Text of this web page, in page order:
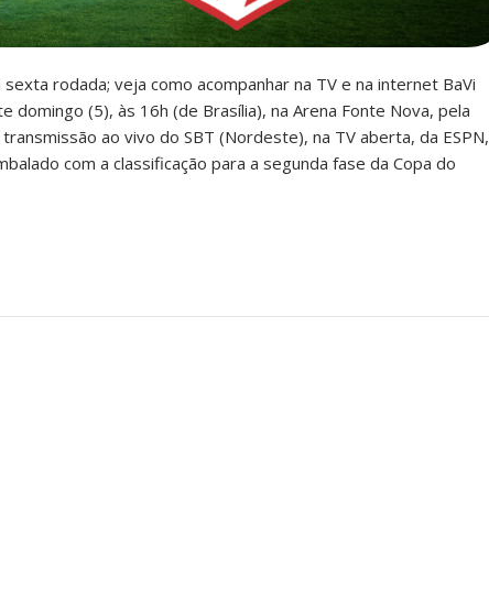
rodada; veja como acompanhar na TV e na internet BaVi
domingo (5), às 16h (de Brasília), na Arena Fonte Nova, pela
ao vivo do SBT (Nordeste), na TV aberta, da ESPN,
com a classificação para a segunda fase da Copa do